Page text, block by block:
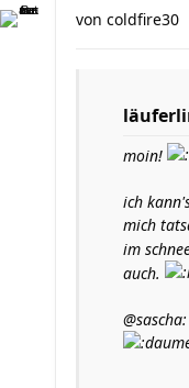
von coldfire30
moin!
ich
mich
im
auch.